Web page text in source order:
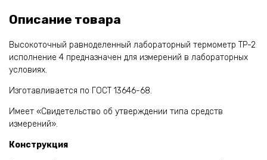
Описание товара
Высокоточный равноделенный лабораторный термометр ТР-2
исполнение 4 предназначен для измерений в лабораторных
условиях.
Изготавливается по ГОСТ 13646-68.
Имеет «Свидетельство об утверждении типа средств
измерений».
Конструкция